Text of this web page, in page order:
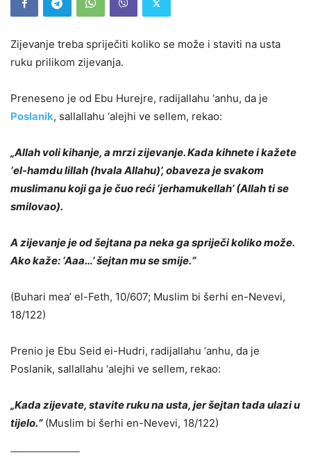
Zijevanje treba spriječiti koliko se može i staviti na usta
ruku prilikom zijevanja.
Preneseno je od Ebu Hurejre, radijallahu ‘anhu, da je
Poslanik, sallallahu ‘alejhi ve sellem, rekao:
„Allah voli kihanje, a mrzi zijevanje. Kada kihnete i kažete
‘el-hamdu lillah (hvala Allahu)’, obaveza je svakom
muslimanu koji ga je čuo reći ‘jerhamukellah’ (Allah ti se
smilovao).
A zijevanje je od šejtana pa neka ga spriječi koliko može.
Ako kaže: ‘Aaa…’ šejtan mu se smije.“
(Buhari mea’ el-Feth, 10/607; Muslim bi šerhi en-Nevevi,
18/122)
Prenio je Ebu Seid ei-Hudri, radijallahu ‘anhu, da je
Poslanik, sallallahu ‘alejhi ve sellem, rekao:
„Kada zijevate, stavite ruku na usta, jer šejtan tada ulazi u
tijelo.“(Muslim bi šerhi en-Nevevi, 18/122)